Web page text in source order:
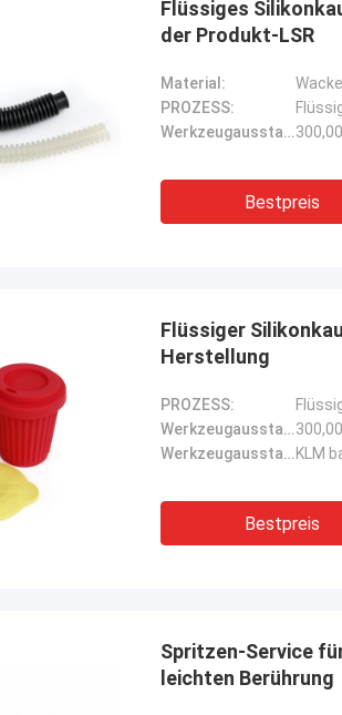
Flüssiges
der Produkt-LSR
Material:
PROZESS:
Werkzeugausstattungsleben:
Bestpreis
Flüssiger
Herstellung
PROZESS:
Werkzeugausstattungsleben:
Werkzeugausstattungsbasis: KLM
Bestpreis
Spritzen-Service
leichten Berührung